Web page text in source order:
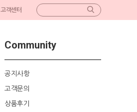
고객센터
Community
공지사항
고객문의
상품후기